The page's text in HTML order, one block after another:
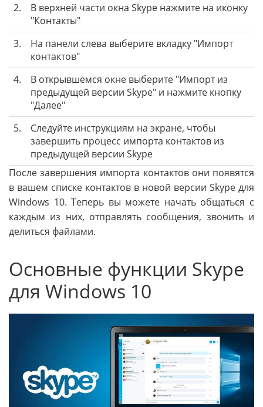
2.
В верхней части окна Skype нажмите на иконку
"Контакты"
3.
На панели слева выберите вкладку "Импорт
контактов"
4.
В открывшемся окне выберите "Импорт из
предыдущей версии Skype" и нажмите кнопку
"Далее"
5.
Следуйте инструкциям на экране, чтобы
завершить процесс импорта контактов из
предыдущей версии Skype
После завершения импорта контактов они появятся
в вашем списке контактов в новой версии Skype для
Windows 10. Теперь вы можете начать общаться с
каждым из них, отправлять сообщения, звонить и
делиться файлами.
Основные функции Skype
для Windows 10